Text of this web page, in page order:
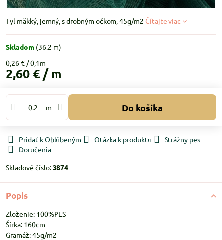
Tyl mäkký, jemný, s drobným očkom, 45g/m2 Čítajte viac
Skladom (36.2 m)
0,26 €
2,60 € / m
m Do košíka
Pridať k Obľúbeným Otázka k produktu
Strážny pes
Doručenia
Skladové číslo:3874
Popis
Zloženie: 100%PES
Šírka: 160cm
Gramáž: 45g/m2